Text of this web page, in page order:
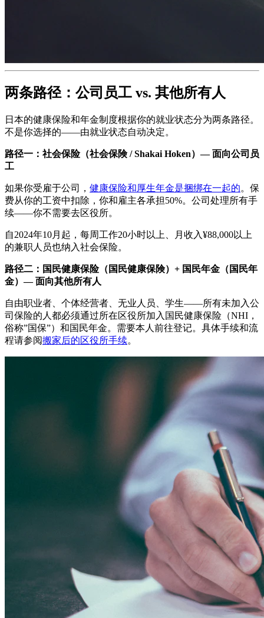
两条路径：公司员工 vs. 其他所有人
日本的健康保险和年金制度根据你的就业状态分为两条路径。
不是你选择的——由就业状态自动决定。
路径一：社会保险（社会保険 / Shakai Hoken）— 面向公司员
工
如果你受雇于公司， 健康保险和厚生年金是捆绑在一起的。保
费从你的工资中扣除，你和雇主各承担50%。公司处理所有手
续——你不需要去区役所。
自2024年10月起，每周工作20小时以上、月收入¥88,000以上
的兼职人员也纳入社会保险。
路径二：国民健康保险（国民健康保険）+ 国民年金（国民年
金）— 面向其他所有人
自由职业者、个体经营者、无业人员、学生——所有未加入公
司保险的人都必须通过所在区役所加入国民健康保险（NHI，
俗称”国保”）和国民年金。需要本人前往登记。具体手续和流
程请参阅搬家后的区役所手续。